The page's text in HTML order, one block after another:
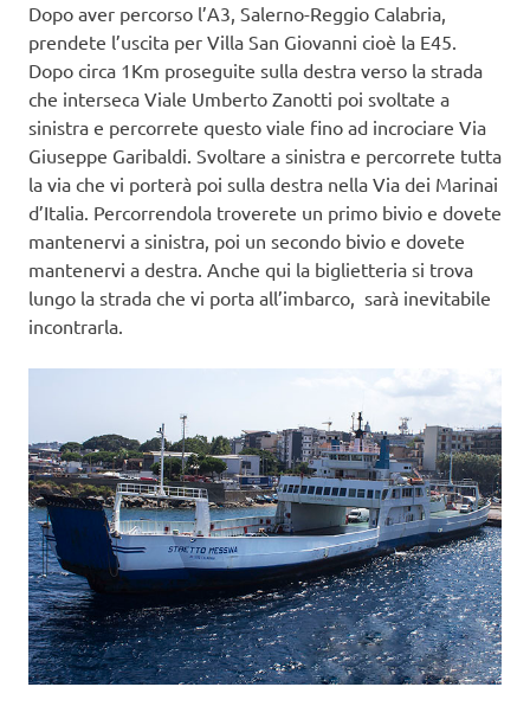
Dopo aver percorso l’A3, Salerno-Reggio Calabria,
prendete l’uscita per Villa San Giovanni cioè la E45.
Dopo circa 1Km proseguite sulla destra verso la strada
che interseca Viale Umberto Zanotti poi svoltate a
sinistra e percorrete questo viale fino ad incrociare Via
Giuseppe Garibaldi. Svoltare a sinistra e percorrete tutta
la via che vi porterà poi sulla destra nella Via dei Marinai
d’Italia. Percorrendola troverete un primo bivio e dovete
mantenervi a sinistra, poi un secondo bivio e dovete
mantenervi a destra. Anche qui la biglietteria si trova
lungo la strada che vi porta all’imbarco, sarà inevitabile
incontrarla.